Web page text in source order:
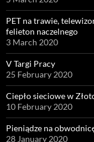
PET na trawie,
felieton naczelnego
3 March 2020
V Targi Pracy
25 February 2020
Ciepło sieciowe w
10 February 2020
Pieniądze na
28 January 2020